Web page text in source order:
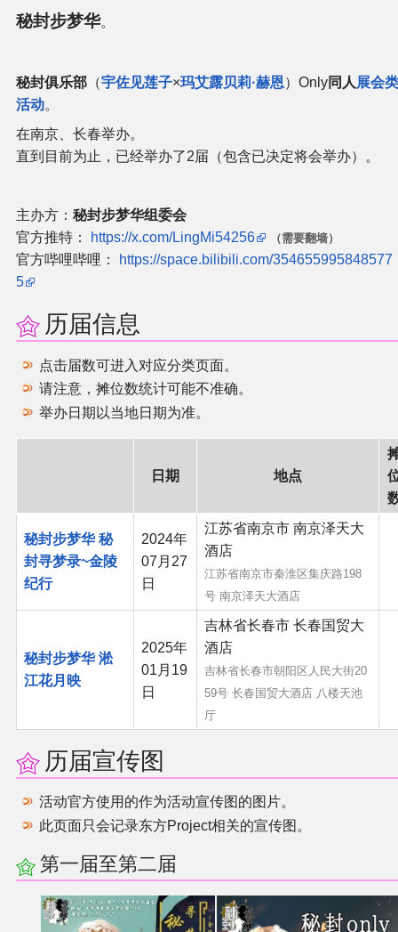
秘封步梦华。
秘封俱乐部 （宇佐见莲子×玛艾露贝莉·赫恩）Only同人 展会类
活动。
在南京、长春举办。
直到目前为止，已经举办了2届（包含已决定将会举办）。
主办方： 秘封步梦华组委会
官方推特：
https://x.com/LingMi54256 （需要翻墙）
官方哔哩哔哩：
https://space.bilibili.com/354655995848577
5
历届信息
点击届数可进入对应分类页面。
请注意，摊位数统计可能不准确。
举办日期以当地日期为准。
日期 地点
秘封步梦华 秘
封寻梦录~金陵
纪行
2024年
07月27
日
江苏省南京市 南京泽天大
酒店
江苏省南京市秦淮区集庆路198
号 南京泽天大酒店
秘封步梦华 淞
江花月映
2025年
01月19
日
吉林省长春市 长春国贸大
酒店
吉林省长春市朝阳区人民大街20
59号 长春国贸大酒店 八楼天池
厅
历届宣传图
活动官方使用的作为活动宣传图的图片。
此页面只会记录东方Project相关的宣传图。
第一届至第二届
二次创作与活动
展会作品列表
商业二次创作
同人社团列表
同人专辑分类
同人软件列表
同人角色列表
其他形式同人
THB相关项目
THB衍生
THB协力
其他
联系管理员
关于THBWiki